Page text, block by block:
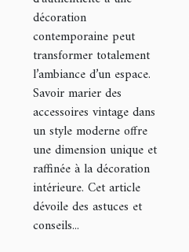
moderne ?
décoration
contemporaine peut
transformer totalement
l’ambiance d’un espace.
Savoir marier des
accessoires vintage dans
un style moderne offre
une dimension unique et
raffinée à la décoration
intérieure. Cet article
dévoile des astuces et
conseils...